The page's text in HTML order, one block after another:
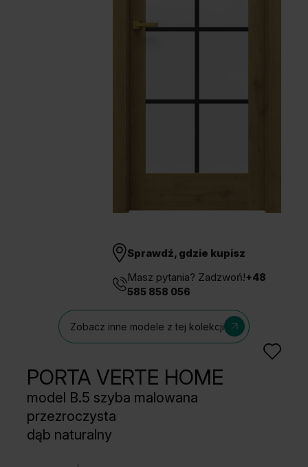
Sprawdź, gdzie kupisz
Masz pytania? Zadzwoń!+48
585 858 056
Zobacz inne modele z tej kolekcji
PORTA VERTE HOME
model B.5 szyba malowana
przezroczysta
dąb naturalny